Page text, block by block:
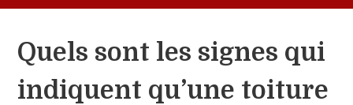
Quels sont les signes qui
indiquent qu’une toiture